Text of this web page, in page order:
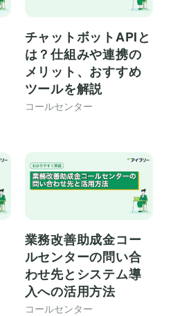
チャットボットAPIと
は？仕組みや連携の
メリット、おすすめ
ツールを解説
コールセンター
業務改善助成金コー
ルセンターの問い合
わせ先とシステム導
入への活用方法
コールセンター